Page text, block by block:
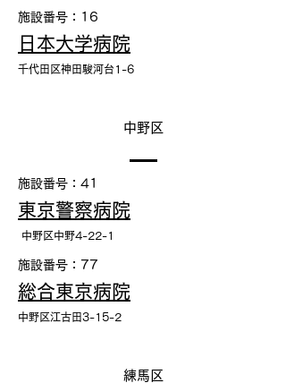
施設番号：16
日本大学病院
千代田区神田駿河台1-6
中野区
施設番号：41
東京警察病院
中野区中野4-22-1
施設番号：77
総合東京病院
中野区江古田3-15-2
練馬区